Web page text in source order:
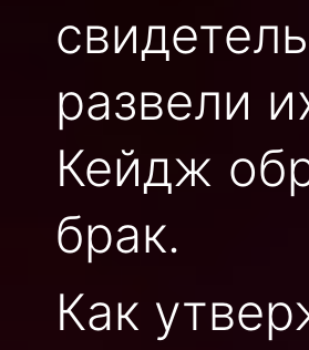
развели
Кейдж
брак.
Как